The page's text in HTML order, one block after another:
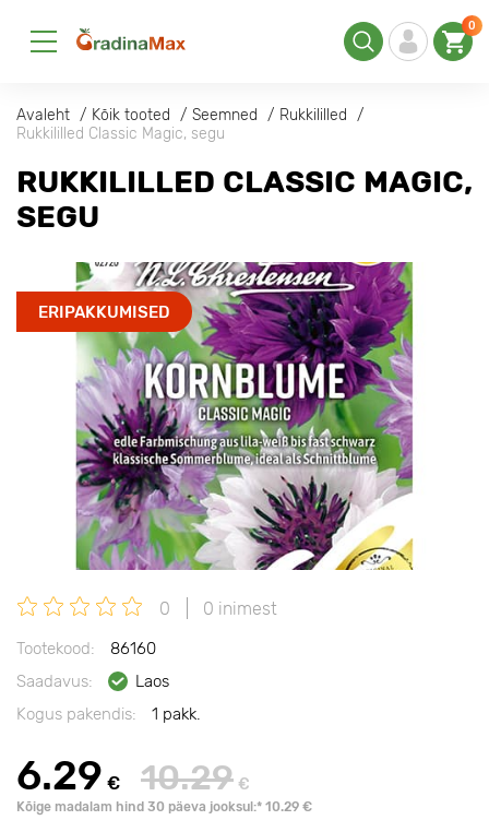
0
Avaleht Kõik tooted Seemned
Rukkililled
Rukkililled Classic Magic, segu
RUKKILILLED CLASSIC MAGIC,
SEGU
ERIPAKKUMISED
0 0 inimest
Tootekood:
86160
Saadavus:
Laos
Kogus pakendis:
1 pakk.
6.29 € 10.29 €
Kõige madalam hind 30 päeva jooksul:* 10.29 €